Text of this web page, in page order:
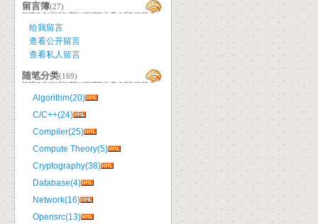
留言簿(27)
给我留言
查看公开留言
查看私人留言
随笔分类(169)
Algorithm(20)
C/C++(24)
Compiler(25)
Compute Theory(5)
Cryptography(38)
Database(4)
Network(16)
Opensrc(13)